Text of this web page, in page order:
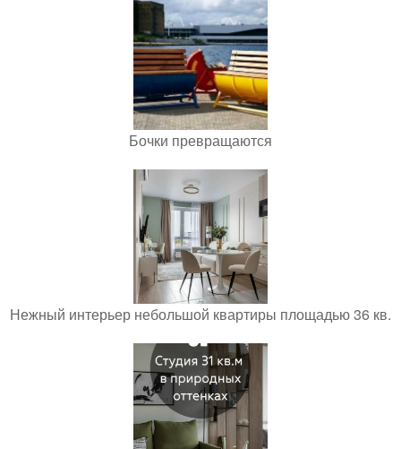
Бочки превращаются
Нежный интерьер небольшой квартиры площадью 36 кв.